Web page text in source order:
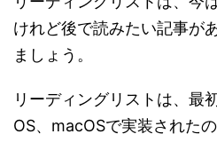
けれど後で読みたい記事が
ましょう。
リーディングリストは、最
OS、macOSで実装された